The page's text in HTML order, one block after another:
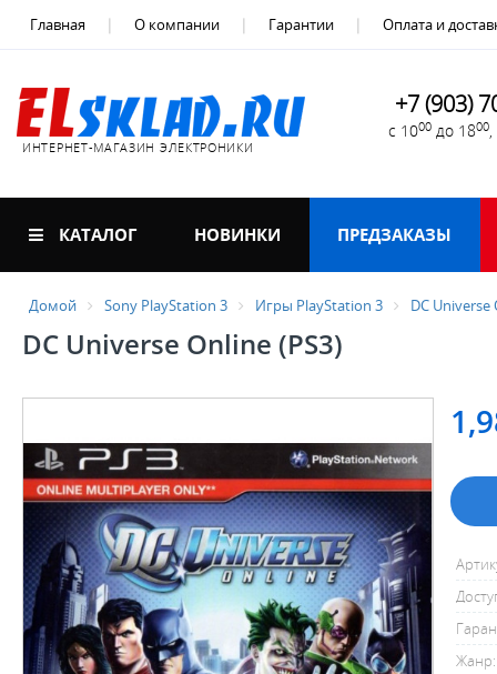
Главная О компании Гарантии Оплата и
ИНТЕРНЕТ-МАГАЗИН ЭЛЕКТРОНИКИ
+7 (903)
с 1000 до 1800
КАТАЛОГ НОВИНКИ ПРЕДЗАКАЗЫ
Домой Sony PlayStation 3 Игры PlayStation 3 DC Universe
DC Universe Online (PS3)
Жанр: